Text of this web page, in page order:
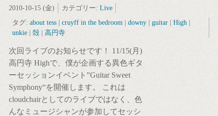
2010-10-15 (金) カテゴリー: Live
タグ: about tess| cruyff in the bedroom | downy| guitar| High |
unkie| 殻| 高円寺
次回ライブのお知らせです！ 11/15(月)
高円寺 Highで、僕が企画する異色ギタ
ーセッションイベント”Guitar Sweet
Symphony“を開催します。 これは
cloudchairとしてのライブではなく、色
んなミュージシャンが参加してセッシ